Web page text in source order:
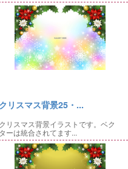
クリスマス背景25・...
クリスマス背景イラストです。ベク
ターは統合されてます...